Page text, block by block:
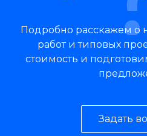
Подробно расскажем о
работ и типовых
стоимость и
Задать